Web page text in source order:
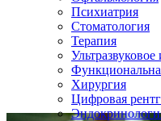
Психиатрия
Стоматология
Терапия
Хирургия
Цифровая